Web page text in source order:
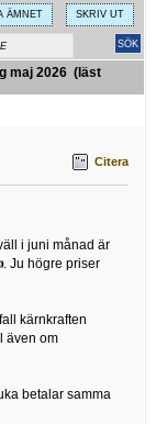
ÄMNET SKRIV UT
maj 2026 (läst
Citera
i juni månad är
Ju högre priser
kärnkraften
även om
betalar samma